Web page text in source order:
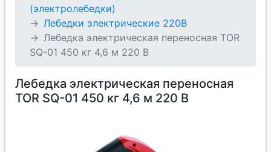
(электролебедки)
Лебедки электрические 220В
Лебедка электрическая переносная TOR
SQ-01 450 кг 4,6 м 220 В
Лебедка электрическая переносная
TOR SQ-01 450 кг 4,6 м 220 В